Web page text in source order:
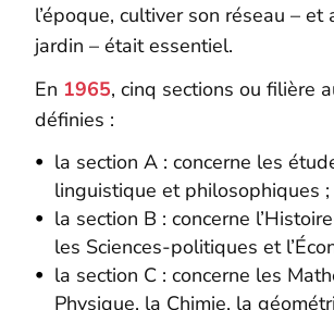
l’époque, cultiver son réseau – et
jardin – était essentiel.
En 1965, cinq sections ou filière
définies :
la section A : concerne les
linguistique et philosophiques ;
la section B : concerne
les Sciences-politiques et
la section C : concerne les
Physique, la Chimie, la